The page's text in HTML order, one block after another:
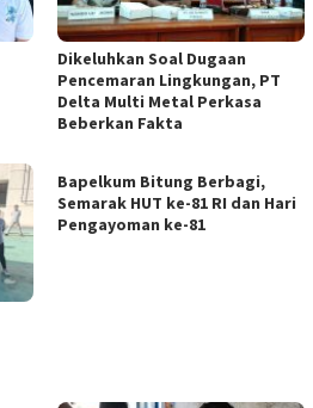
Dikeluhkan Soal Dugaan
Pencemaran Lingkungan, PT
Delta Multi Metal Perkasa
Beberkan Fakta
‎Bapelkum Bitung Berbagi,
Semarak HUT ke-81 RI dan Hari
Pengayoman ke-81